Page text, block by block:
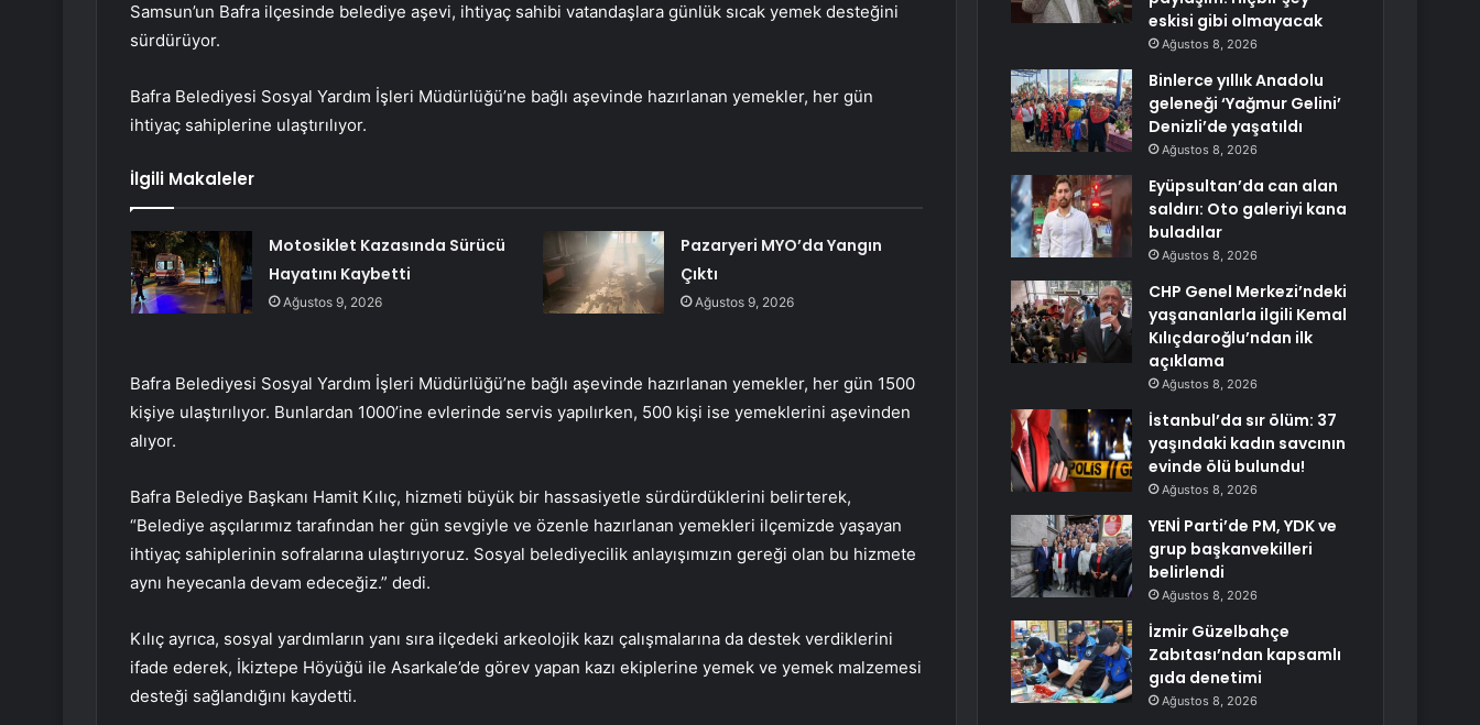
Samsun’un Bafra ilçesinde belediye aşevi, ihtiyaç sahibi vatandaşlara günlük sıcak yemek desteğini
sürdürüyor.
Bafra Belediyesi Sosyal Yardım İşleri Müdürlüğü’ne bağlı aşevinde hazırlanan yemekler, her gün
ihtiyaç sahiplerine ulaştırılıyor.
İlgili Makaleler
Motosiklet Kazasında Sürücü
Hayatını Kaybetti
Ağustos 9, 2026
Pazaryeri MYO’da Yangın
Çıktı
Ağustos 9, 2026
Bafra Belediyesi Sosyal Yardım İşleri Müdürlüğü’ne bağlı aşevinde hazırlanan yemekler, her gün 1500
kişiye ulaştırılıyor. Bunlardan 1000’ine evlerinde servis yapılırken, 500 kişi ise yemeklerini aşevinden
alıyor.
Bafra Belediye Başkanı Hamit Kılıç, hizmeti büyük bir hassasiyetle sürdürdüklerini belirterek,
“Belediye aşçılarımız tarafından her gün sevgiyle ve özenle hazırlanan yemekleri ilçemizde yaşayan
ihtiyaç sahiplerinin sofralarına ulaştırıyoruz. Sosyal belediyecilik anlayışımızın gereği olan bu hizmete
aynı heyecanla devam edeceğiz.” dedi.
Kılıç ayrıca, sosyal yardımların yanı sıra ilçedeki arkeolojik kazı çalışmalarına da destek verdiklerini
ifade ederek, İkiztepe Höyüğü ile Asarkale’de görev yapan kazı ekiplerine yemek ve yemek malzemesi
desteği sağlandığını kaydetti.
eskisi gibi olmayacak
Ağustos 8, 2026
Binlerce yıllık Anadolu
geleneği ‘Yağmur Gelini’
Denizli’de yaşatıldı
Ağustos 8, 2026
Eyüpsultan’da can alan
saldırı: Oto galeriyi kana
buladılar
Ağustos 8, 2026
CHP Genel Merkezi’ndeki
yaşananlarla ilgili Kemal
Kılıçdaroğlu’ndan ilk
açıklama
Ağustos 8, 2026
İstanbul’da sır ölüm: 37
yaşındaki kadın savcının
evinde ölü bulundu!
Ağustos 8, 2026
YENİ Parti’de PM, YDK ve
grup başkanvekilleri
belirlendi
Ağustos 8, 2026
İzmir Güzelbahçe
Zabıtası’ndan kapsamlı
gıda denetimi
Ağustos 8, 2026